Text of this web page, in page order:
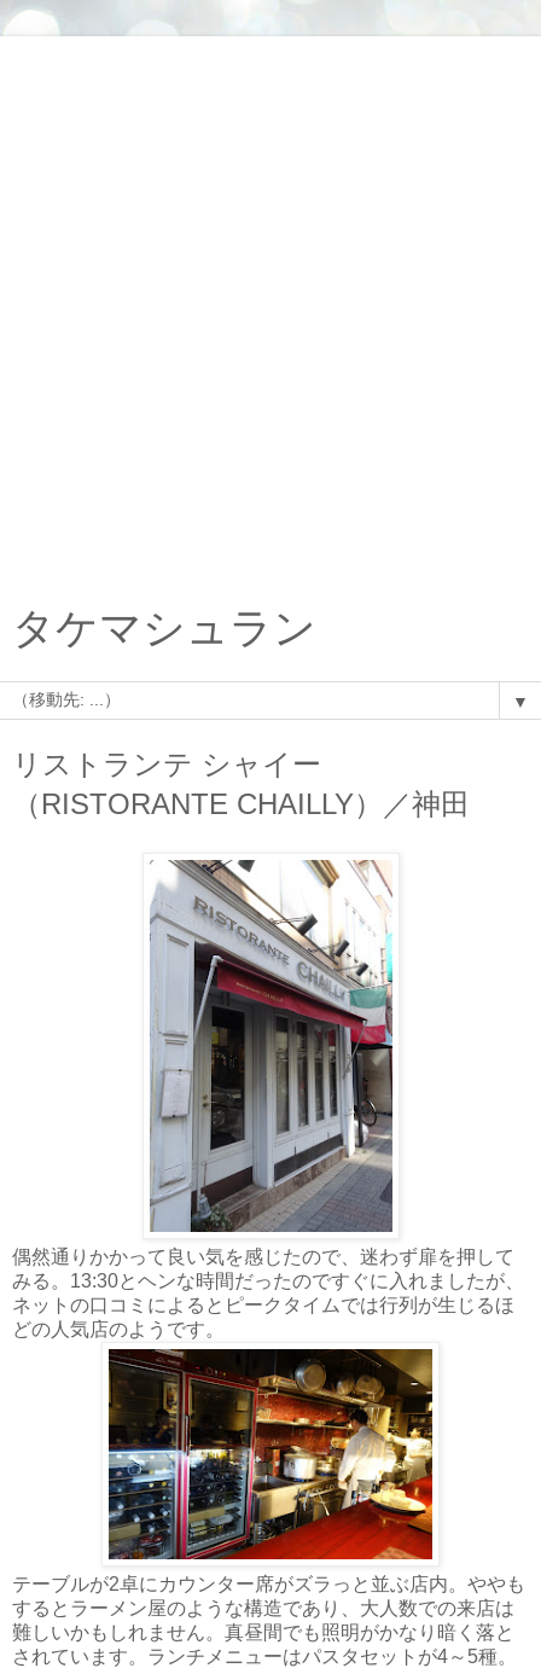
タケマシュラン
▼
リストランテ シャイー
（RISTORANTE CHAILLY）／神田
偶然通りかかって良い気を感じたので、迷わず扉を押して
みる。13:30とヘンな時間だったのですぐに入れましたが、
ネットの口コミによるとピークタイムでは行列が生じるほ
どの人気店のようです。
テーブルが2卓にカウンター席がズラっと並ぶ店内。ややも
するとラーメン屋のような構造であり、大人数での来店は
難しいかもしれません。真昼間でも照明がかなり暗く落と
されています。ランチメニューはパスタセットが4～5種。